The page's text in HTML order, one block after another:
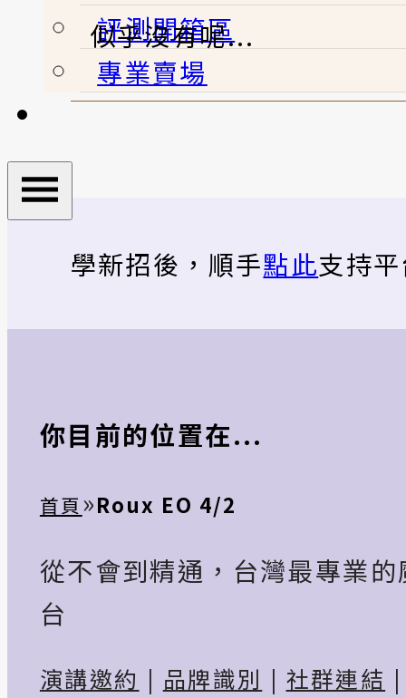
評測開箱區
專業賣場
似乎沒有呢...
學新招後，順手點此支持
你目前的位置在...
首頁 »Roux EO 4/2
從不會到精通，台灣最專業
台
演講邀約 | 品牌識別 | 社群連結